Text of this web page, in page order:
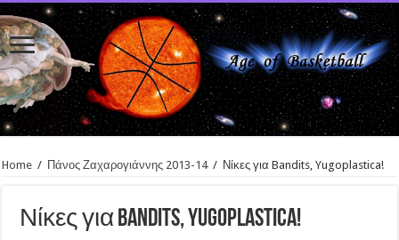
Home / Πάνος Ζαχαρογιάννης 2013-14 / Νίκες για Bandits, Yugoplastica!
Νίκες για Bandits, Yugoplastica!